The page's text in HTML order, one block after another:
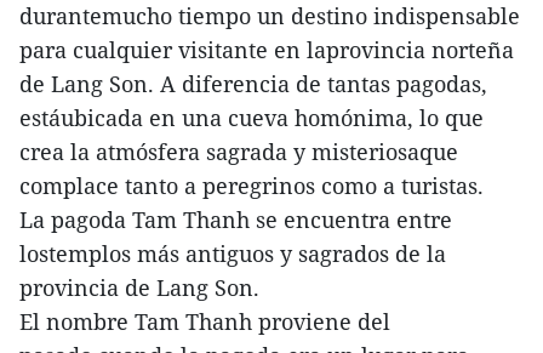
durantemucho tiempo un destino indispensable
para cualquier visitante en laprovincia norteña
de Lang Son. A diferencia de tantas pagodas,
estáubicada en una cueva homónima, lo que
crea la atmósfera sagrada y misteriosaque
complace tanto a peregrinos como a turistas.
La pagoda Tam Thanh se encuentra entre
lostemplos más antiguos y sagrados de la
provincia de Lang Son.
El nombre Tam Thanh proviene del